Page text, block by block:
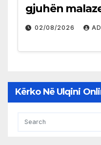
gjuhën
02/08/2026
Kërko Në Ulqini